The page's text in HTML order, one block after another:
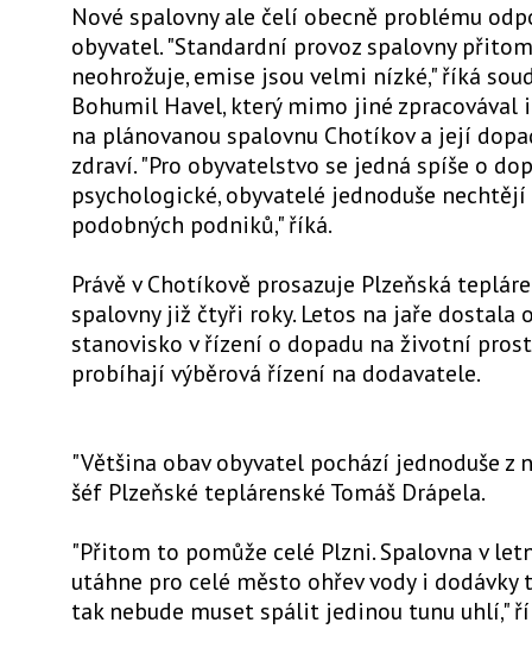
Nové spalovny ale čelí obecně problému
obyvatel. "Standardní provoz spalovny
neohrožuje, emise jsou velmi nízké," říká
Bohumil Havel, který mimo jiné zpracovával
na plánovanou spalovnu Chotíkov a její
zdraví. "Pro obyvatelstvo se jedná spíše o
psychologické, obyvatelé jednoduše
podobných podniků," říká.
Právě v Chotíkově prosazuje Plzeňská
spalovny již čtyři roky. Letos na jaře dostala
stanovisko v řízení o dopadu na životní
probíhají výběrová řízení na dodavatele.
"Většina obav obyvatel pochází jednoduše z
šéf Plzeňské teplárenské Tomáš Drápela.
"Přitom to pomůže celé Plzni. Spalovna v
utáhne pro celé město ohřev vody i dodávky
tak nebude muset spálit jedinou tunu uhlí,"